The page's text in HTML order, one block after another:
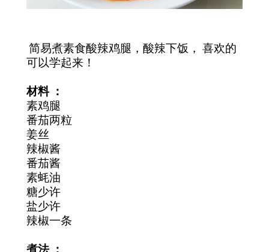
简易煮素食酸辣鸡腿，酸辣下饭， 喜欢的
可以学起来！
材料 ：
素鸡腿
番茄两粒
姜丝
辣椒酱
番茄酱
素蚝油
糖少许
盐少许
辣椒一条
煮法 ：